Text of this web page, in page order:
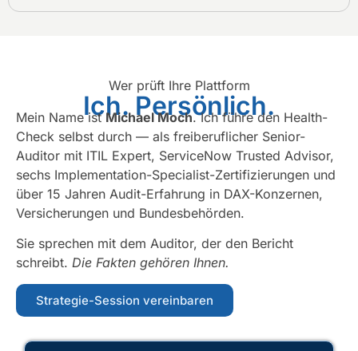
Wer prüft Ihre Plattform
Ich. Persönlich.
Mein Name istMichael Moch. Ich führe den Health-
Check selbst durch — als freiberuflicher Senior-
Auditor mit ITIL Expert, ServiceNow Trusted Advisor,
sechs Implementation-Specialist-Zertifizierungen und
über 15 Jahren Audit-Erfahrung in DAX-Konzernen,
Versicherungen und Bundesbehörden.
Sie sprechen mit dem Auditor, der den Bericht
schreibt. Die Fakten gehören Ihnen.
Strategie-Session vereinbaren